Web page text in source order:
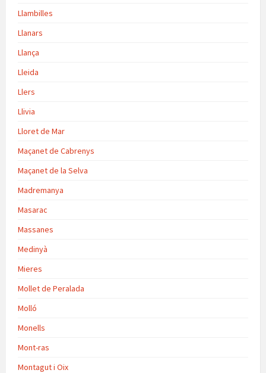
Llambilles
Llanars
Llança
Lleida
Llers
Llivia
Lloret de Mar
Maçanet de Cabrenys
Maçanet de la Selva
Madremanya
Masarac
Massanes
Medinyà
Mieres
Mollet de Peralada
Molló
Monells
Mont-ras
Montagut i Oix